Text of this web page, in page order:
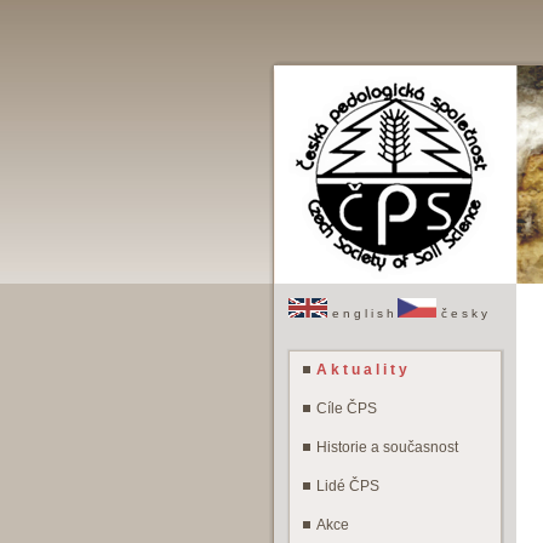
e n g l i s h č e s k y
A k t u a l i t y
Cíle ČPS
Historie a současnost
Lidé ČPS
Akce